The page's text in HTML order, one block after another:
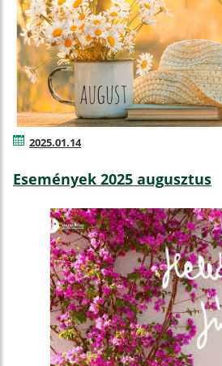
2025.01.14
Események 2025 augusztus